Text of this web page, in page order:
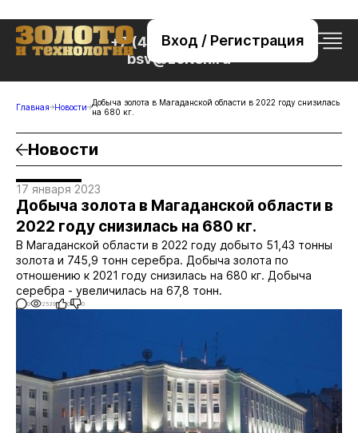
Вход / Регистрация
+7 (495) 221-76-32
bsv@zolteh.ru
Главная Новости
Добыча золота в Магаданской области в 2022 году снизилась
на 680 кг.
Новости
17 января 2023
Добыча золота в Магаданской области в
2022 году снизилась на 680 кг.
В Магаданской области в 2022 году добыто 51,43 тонны
золота и 745,9 тонн серебра. Добыча золота по
отношению к 2021 году снизилась на 680 кг. Добыча
серебра - увеличилась на 67,8 тонн.
0 2539 0 0